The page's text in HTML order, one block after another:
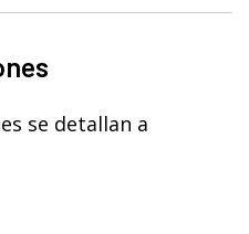
se detallan a